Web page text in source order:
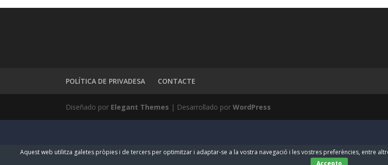
POLÍTICA DE PRIVADESA CONTACTE
Diseñado por Elegant Themes | Desarrollado porWordPress
Aquest web utilitza galetes pròpies i de tercers per optimitzar i adaptar-se a la vostra navegació i les vostres preferències, entre
Accepto